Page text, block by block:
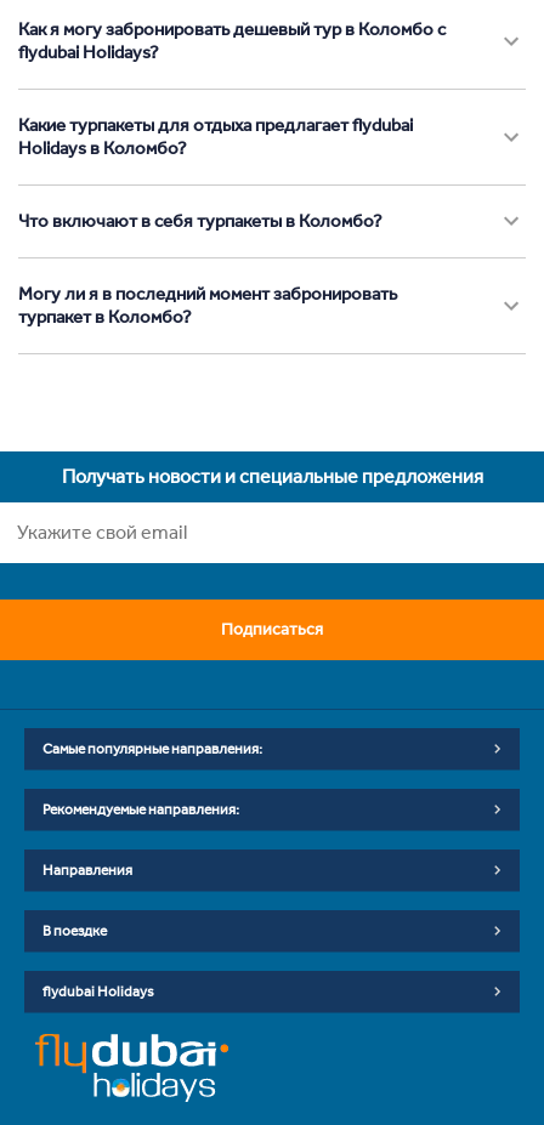
Как я могу забронировать дешевый тур в Коломбо с
flydubai Holidays?
Какие турпакеты для отдыха предлагает flydubai
Holidays в Коломбо?
Что включают в себя турпакеты в Коломбо?
Могу ли я в последний момент забронировать
турпакет в Коломбо?
Получать новости и специальные предложения
Подписаться
Самые популярные направления:
Рекомендуемые направления:
Направления
В поездке
flydubai Holidays